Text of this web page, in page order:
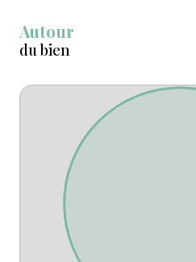
Autour
du bien